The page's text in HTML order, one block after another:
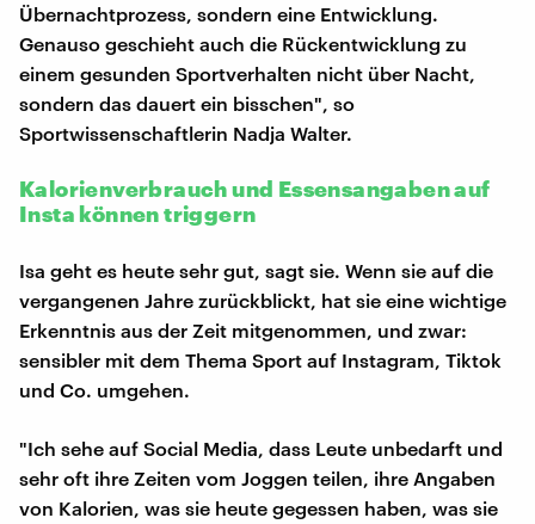
Übernachtprozess, sondern eine Entwicklung.
Genauso geschieht auch die Rückentwicklung zu
einem gesunden Sportverhalten nicht über Nacht,
sondern das dauert ein bisschen", so
Sportwissenschaftlerin Nadja Walter.
Kalorienverbrauch und Essensangaben auf
Insta können triggern
Isa geht es heute sehr gut, sagt sie. Wenn sie auf die
vergangenen Jahre zurückblickt, hat sie eine wichtige
Erkenntnis aus der Zeit mitgenommen, und zwar:
sensibler mit dem Thema Sport auf Instagram, Tiktok
und Co. umgehen.
"Ich sehe auf Social Media, dass Leute unbedarft und
sehr oft ihre Zeiten vom Joggen teilen, ihre Angaben
von Kalorien, was sie heute gegessen haben, was sie